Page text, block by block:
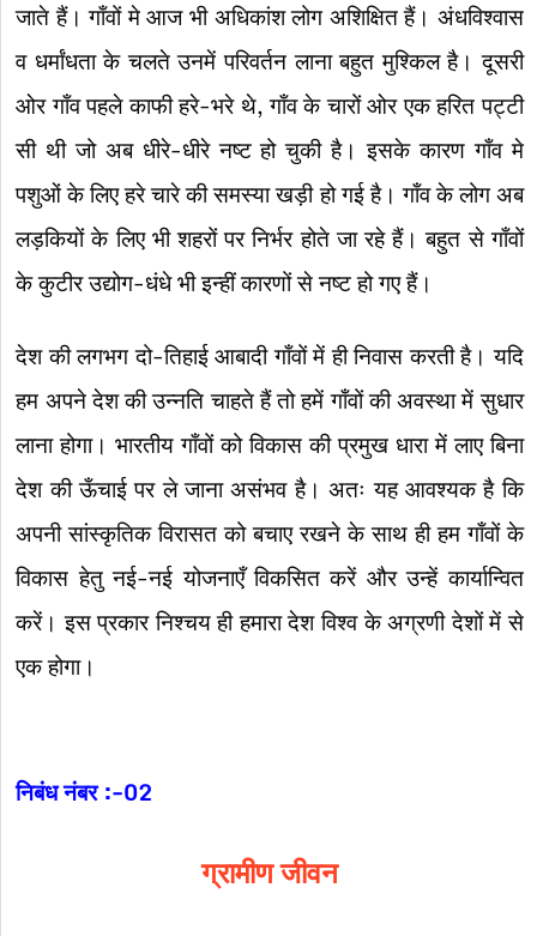
जाते हैं। गाँवों मे आज भी अधिकांश लोग अशिक्षित हैं। अंधविश्वास
व धर्मांधता के चलते उनमें परिवर्तन लाना बहुत मुश्किल है। दूसरी
ओर गाँव पहले काफी हरे-भरे थे, गाँव के चारों ओर एक हरित पट्टी
सी थी जो अब धीरे-धीरे नष्ट हो चुकी है। इसके कारण गाँव मे
पशुओं के लिए हरे चारे की समस्या खड़ी हो गई है। गाँव के लोग अब
लड़कियों के लिए भी शहरों पर निर्भर होते जा रहे हैं। बहुत से गाँवों
के कुटीर उद्योग-धंधे भी इन्हीं कारणों से नष्ट हो गए हैं।
देश की लगभग दो-तिहाई आबादी गाँवों में ही निवास करती है। यदि
हम अपने देश की उन्नति चाहते हैं तो हमें गाँवों की अवस्था में सुधार
लाना होगा। भारतीय गाँवों को विकास की प्रमुख धारा में लाए बिना
देश की ऊँचाई पर ले जाना असंभव है। अतः यह आवश्यक है कि
अपनी सांस्कृतिक विरासत को बचाए रखने के साथ ही हम गाँवों के
विकास हेतु नई-नई योजनाएँ विकसित करें और उन्हें कार्यान्वित
करें। इस प्रकार निश्चय ही हमारा देश विश्व के अग्रणी देशों में से
एक होगा।
निबंध नंबर :-02
ग्रामीण जीवन